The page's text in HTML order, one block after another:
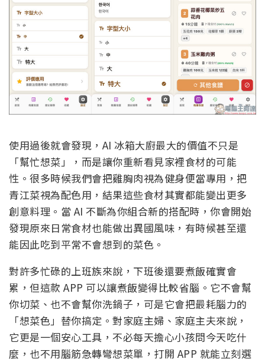
使用過後就會發現，AI 冰箱大廚最大的價值不只是
「幫忙想菜」，而是讓你重新看見家裡食材的可能
性。很多時候我們會把雞胸肉視為健身便當專用，把
青江菜視為配色用，結果這些食材其實都能變出更多
創意料理。當 AI 不斷為你組合新的搭配時，你會開始
發現原來日常食材也能做出異國風味，有時候甚至還
能因此吃到平常不會想到的菜色。
對許多忙碌的上班族來說，下班後還要煮飯確實會
累，但這款 APP 可以讓煮飯變得比較省腦。它不會幫
你切菜、也不會幫你洗鍋子，可是它會把最耗腦力的
「想菜色」替你搞定。對家庭主婦、家庭主夫來說，
它更是一個安心工具，不必每天擔心小孩問今天吃什
麼，也不用腦筋急轉彎想菜單，打開 APP 就能立刻選